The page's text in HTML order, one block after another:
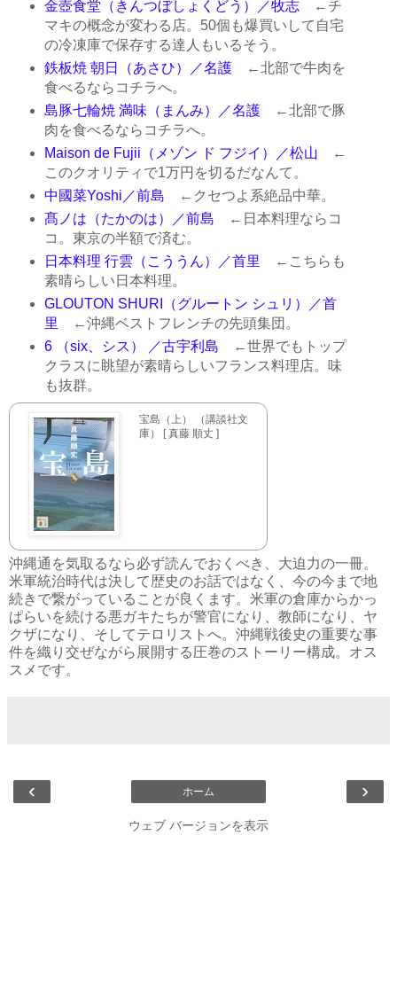
金壺食堂（きんつぼしょくどう）／牧志←チ
マキの概念が変わる店。50個も爆買いして自宅
の冷凍庫で保存する達人もいるそう。
鉄板焼 朝日（あさひ）／名護←北部で牛肉を
食べるならコチラへ。
島豚七輪焼 満味（まんみ）／名護←北部で豚
肉を食べるならコチラへ。
Maison de Fujii（メゾン ド フジイ）／松山 ←
このクオリティで1万円を切るだなんて。
中國菜Yoshi／前島 ←クセつよ系絶品中華。
髙ノは（たかのは）／前島 ←日本料理ならコ
コ。東京の半額で済む。
日本料理 行雲（こううん）／首里 ←こちらも
素晴らしい日本料理。
GLOUTON SHURI（グルートン シュリ）／首
里 ←沖縄ベストフレンチの先頭集団。
6 （six、シス） ／古宇利島 ←世界でもトップ
クラスに眺望が素晴らしいフランス料理店。味
も抜群。
宝島（上） （講談社文
庫） [ 真藤 順丈 ]
沖縄通を気取るなら必ず読んでおくべき、大迫力の一冊。
米軍統治時代は決して歴史のお話ではなく、今の今まで地
続きで繋がっていることが良くます。米軍の倉庫からかっ
ぱらいを続ける悪ガキたちが警官になり、教師になり、ヤ
クザになり、そしてテロリストへ。沖縄戦後史の重要な事
件を織り交ぜながら展開する圧巻のストーリー構成。オス
スメです。
‹ ›
ホーム
ウェブ バージョンを表示